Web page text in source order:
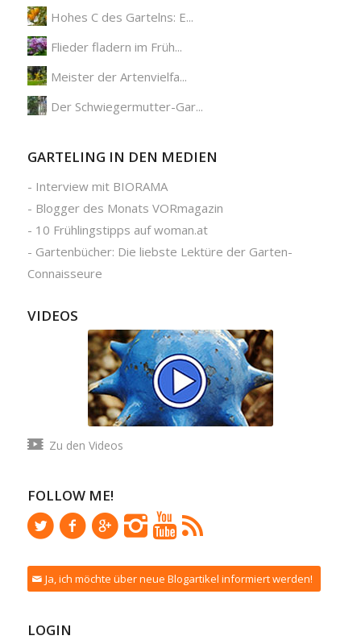
Hohes C des Gartelns: E...
Flieder fladern im Früh...
Meister der Artenvielfa...
Der Schwiegermutter-Gar...
GARTELING IN DEN MEDIEN
- Interview mit BIORAMA
- Blogger des Monats VORmagazin
- 10 Frühlingstipps auf woman.at
- Gartenbücher: Die liebste Lektüre der Garten-
Connaisseure
VIDEOS
Zu den Videos
FOLLOW ME!
Ja, ich möchte über neue Blogartikel informiert werden!
LOGIN